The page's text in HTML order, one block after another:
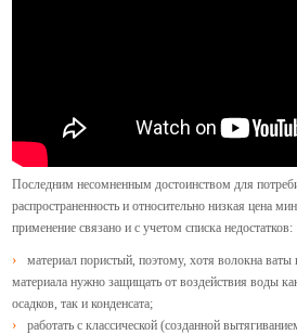
Последним несомненным достоинством для
распространенность и относительно низкая цена
применение связано и с учетом списка недостатков:
материал пористый, поэтому, хотя волокна ваты
материала нужно защищать от воздействия воды
осадков, так и конденсата;
работать с классической (созданной